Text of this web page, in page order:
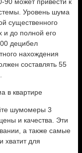
Уровень шума
существенного
и до полной его
децибел
нахождения
составлять 55
в квартире
шумомеры 3
и качества. Эти
а также самые
хватит для